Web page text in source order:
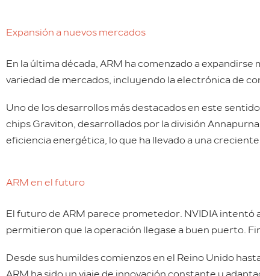
Expansión a nuevos mercados
En la última década, ARM ha comenzado a
variedad de mercados, incluyendo la electrónica de
Uno de los desarrollos más destacados en este
chips Graviton, desarrollados por la división
eficiencia energética, lo que ha llevado a una
ARM en el futuro
El futuro de ARM parece prometedor. NVIDIA
permitieron que la operación llegase a buen puerto.
Desde sus humildes comienzos en el Reino Unido